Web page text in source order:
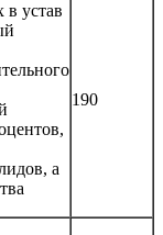
устав
а
190